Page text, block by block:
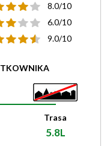
8.0/10
6.0/10
9.0/10
Trasa
5.8L